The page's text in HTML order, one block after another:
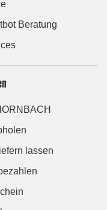
Beratung
lassen